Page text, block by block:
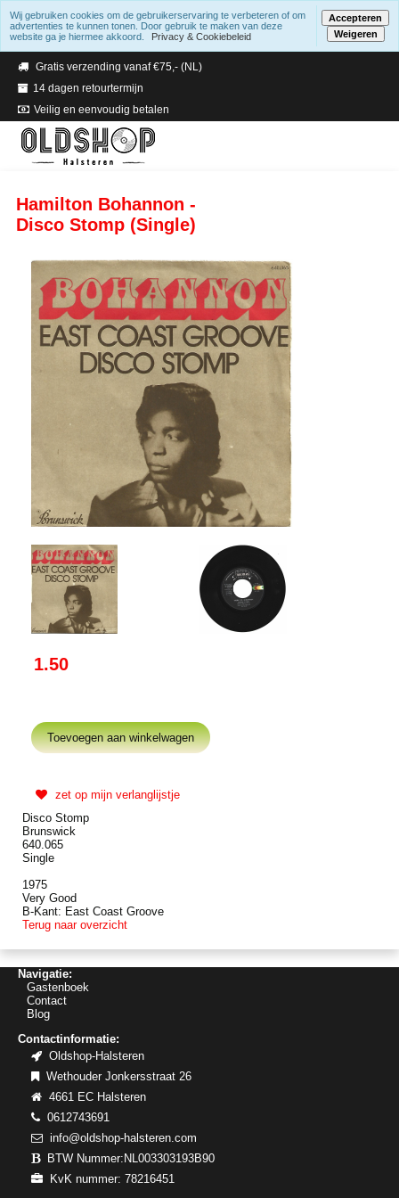
Verzending binnen 2 a 3 werkdagen
Gratis verzending vanaf €75,- (NL)
14 dagen retourtermijn
Veilig en eenvoudig betalen
Hamilton Bohannon -
Disco Stomp (Single)
1.50
zet op mijn verlanglijstje
Disco Stomp
Brunswick
640.065
Single
1975
Very Good
B-Kant: East Coast Groove
Terug naar overzicht
Navigatie:
Gastenboek
Contact
Blog
Contactinformatie:
Oldshop-Halsteren
Wethouder Jonkersstraat 26
4661 EC Halsteren
0612743691
info@oldshop-halsteren.com
BTW Nummer:NL003303193B90
KvK nummer: 78216451
Wij gebruiken cookies om de gebruikerservaring te verbeteren of om
advertenties te kunnen tonen. Door gebruik te maken van deze
website ga je hiermee akkoord.
Privacy & Cookiebeleid
Accepteren
Weigeren